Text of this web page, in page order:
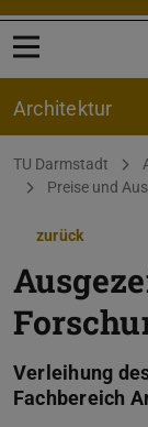
Menü öffnen
Architektur
Sie befinden sich
TU Darmstadt
Preise und
zurück
Verleihung
Fachbereich